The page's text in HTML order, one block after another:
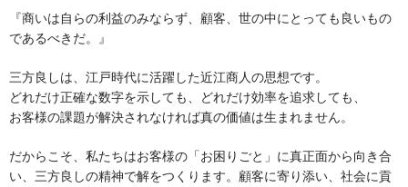
『商いは自らの利益のみならず、顧客、世の中にとっても良いもの
であるべきだ。』
三方良しは、江戸時代に活躍した近江商人の思想です。
どれだけ正確な数字を示しても、どれだけ効率を追求しても、
お客様の課題が解決されなければ真の価値は生まれません。
だからこそ、私たちはお客様の「お困りごと」に真正面から向き合
い、三方良しの精神で解をつくります。顧客に寄り添い、社会に貢